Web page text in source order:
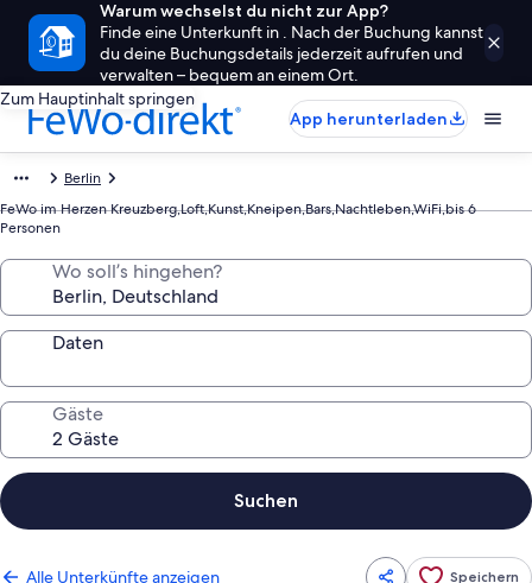
Warum wechselst du nicht zur App?
Finde eine Unterkunft in . Nach der Buchung kannst
du deine Buchungsdetails jederzeit aufrufen und
verwalten – bequem an einem Ort.
Zum Hauptinhalt springen
App herunterladen
Berlin
FeWo im Herzen Kreuzberg,Loft,Kunst,Kneipen,Bars,Nachtleben,WiFi,bis 6
Personen
Wo soll’s hingehen?
Daten
Gäste
Suchen
Alle Unterkünfte anzeigen Speichern